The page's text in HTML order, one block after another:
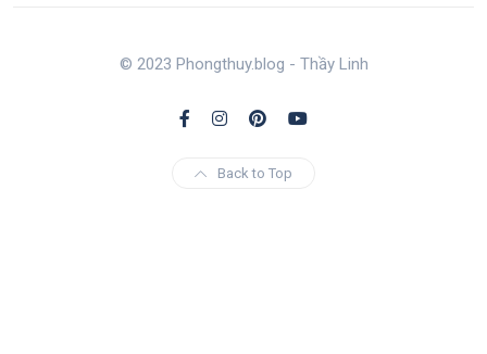
© 2023 Phongthuy.blog - Thầy Linh
Back to Top